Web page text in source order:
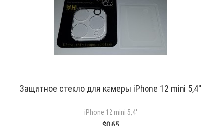
Защитное стекло для камеры iPhone 12 mini 5,4''
iPhone 12 mini 5,4'